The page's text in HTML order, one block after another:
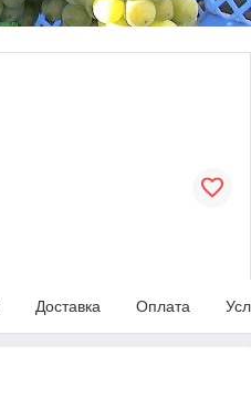
Доставка Оплата